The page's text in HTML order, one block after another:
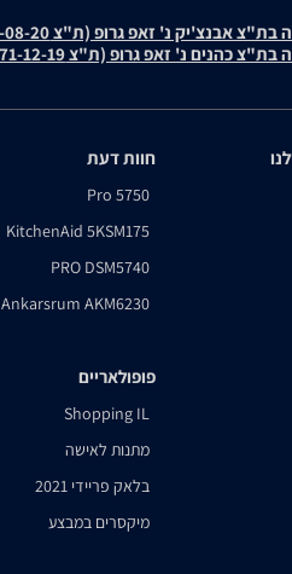
אבנצ'יק נ' זאפ גרופ (ת"צ 23008-08-20)
כהנים נ' זאפ גרופ (ת"צ 60371-12-19)
חוות דעת
Pro 5750
KitchenAid 5KSM175
PRO DSM5740
Ankarsrum AKM6230
פופולאריים
Shopping IL
מתנות לאישה
בלאק פריידי 2021
מיקסרים במבצע